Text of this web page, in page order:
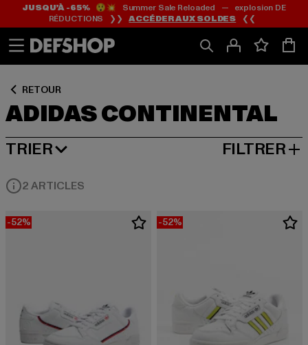
Passer
au
Passer
au
de
JUSQU’À -65%😲💥 Summer Sale Reloaded — explosion DE
RÉDUCTIONS ❯❯ACCÉDER AUX SOLDES ❮❮
RETOUR
ADIDAS CONTINENTAL
Passer
au
de
TRIER
MEILLEURES VENTES FILTRER
2 ARTICLES
-52% -52%